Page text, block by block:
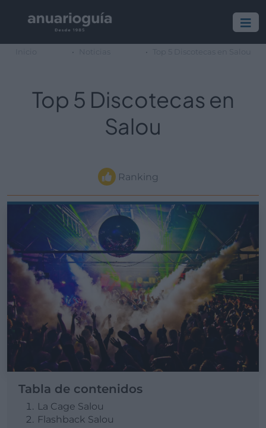
Top 5 Discotecas en
Salou
Ranking
Tabla de contenidos
La Cage Salou
Flashback Salou